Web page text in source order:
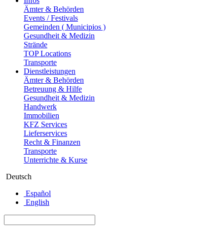
Ämter & Behörden
Events / Festivals
Gemeinden ( Municipios )
Gesundheit & Medizin
Strände
TOP Locations
Transporte
Dienstleistungen
Ämter & Behörden
Betreuung & Hilfe
Gesundheit & Medizin
Handwerk
Immobilien
KFZ Services
Lieferservices
Recht & Finanzen
Transporte
Unterrichte & Kurse
Deutsch
Español
English